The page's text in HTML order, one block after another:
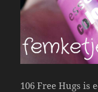
106 Free Hugs is